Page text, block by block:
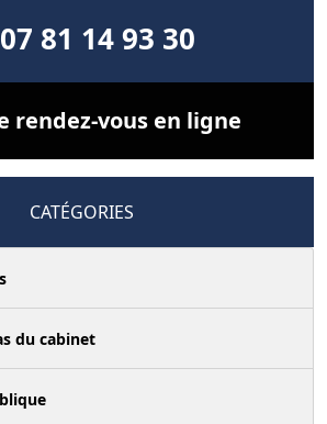
81 14 93 30
rendez-vous en ligne
CATÉGORIES
du cabinet